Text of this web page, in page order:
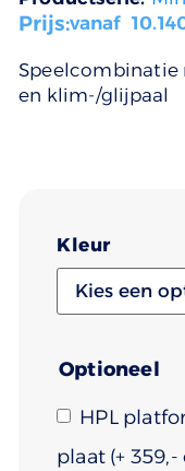
Prijs:vanaf
Speelcombinatie
en klim-/glijpaal
Kleur
Optioneel
HPL
plaat (+ 359